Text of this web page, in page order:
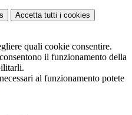
Accetta tutti i cookies
quali cookie consentire.
il funzionamento della
al funzionamento potete